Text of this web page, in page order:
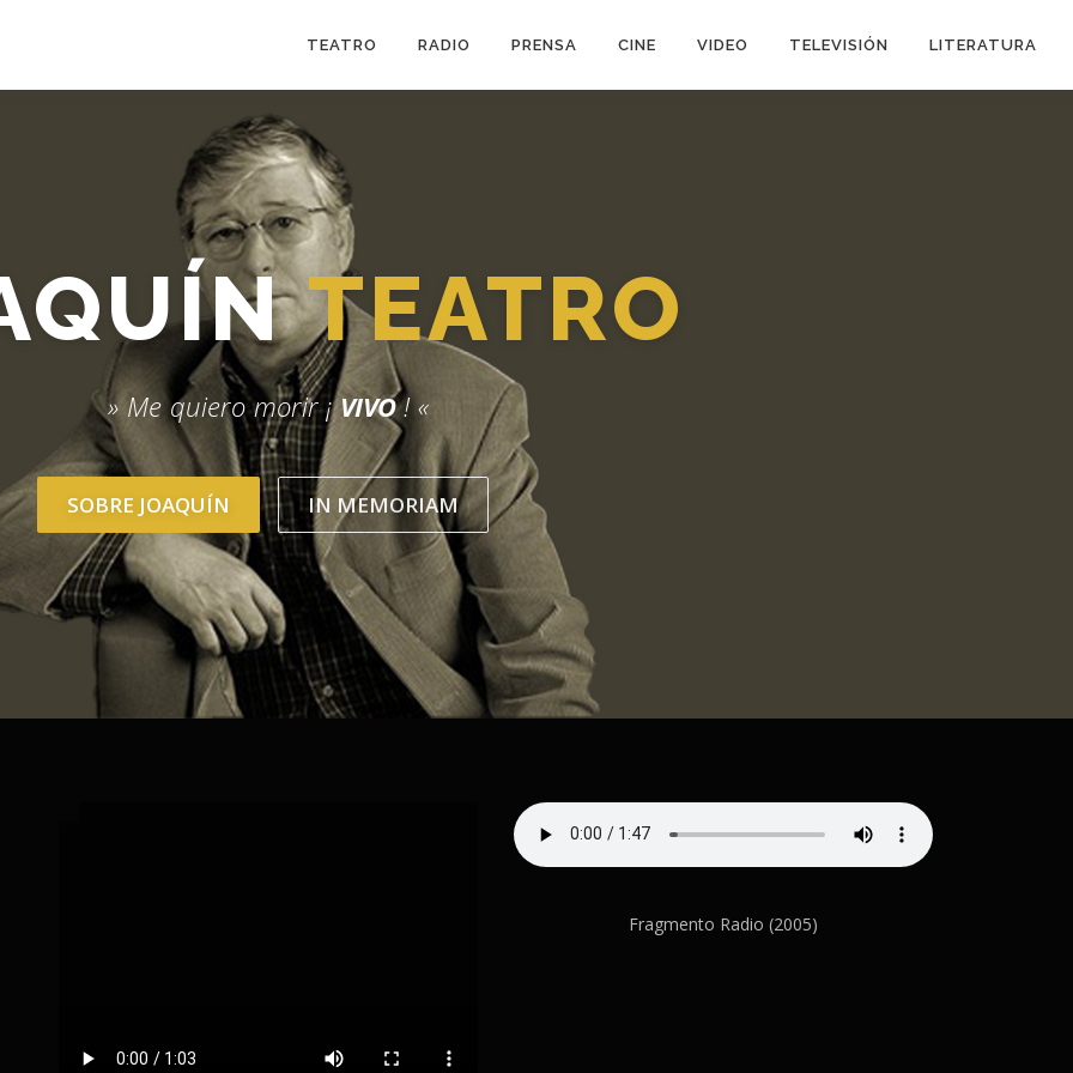
TEATRO RADIO PRENSA CINE VIDEO TELEVISIÓN LITERATURA
TEATRO
» Me quiero morir ¡VIVO! «
SOBRE JOAQUÍN IN MEMORIAM
Fragmento Radio (2005)